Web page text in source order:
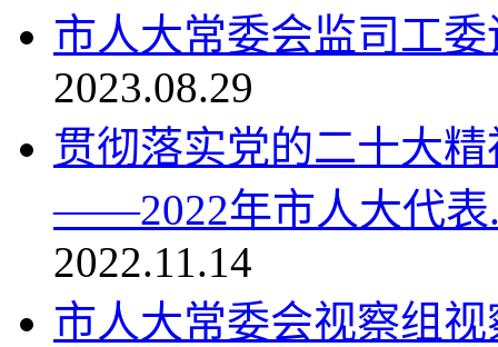
市人大常委会监司工
2023.08.29
贯彻落实党的二十大
——2022年市人大代表
2022.11.14
市人大常委会视察组